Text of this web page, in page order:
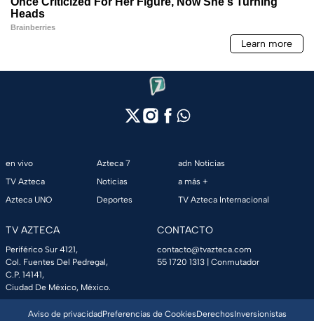
en vivo
TV Azteca
Azteca UNO
Azteca 7
Noticias
Deportes
adn Noticias
a más +
TV Azteca Internacional
TV AZTECA
Periférico Sur 4121,
Col. Fuentes Del Pedregal,
C.P. 14141,
Ciudad De México, México.
CONTACTO
contacto@tvazteca.com
55 1720 1313 | Conmutador
Aviso de privacidadPreferencias de CookiesDerechosInversionistas